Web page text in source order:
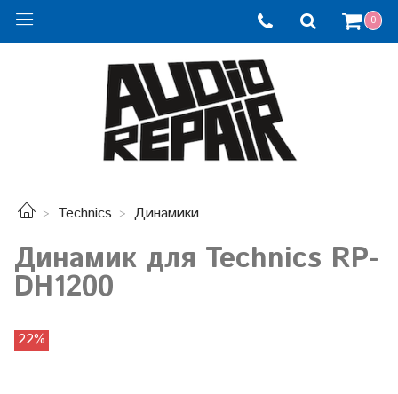
0
Technics Динамики
Динамик для Technics RP-
DH1200
22%